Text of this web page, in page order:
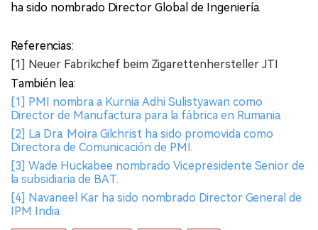
ha sido nombrado Director Global de Ingeniería.
Referencias:
[1] Neuer Fabrikchef beim Zigarettenhersteller JTI
También lea:
[1] PMI nombra a Kurnia Adhi Sulistyawan como
Director de Manufactura para la fábrica en Rumania.
[2] La Dra. Moira Gilchrist ha sido promovida como
Directora de Comunicación de PMI.
[3] Wade Huckabee nombrado Vicepresidente Senior de
la subsidiaria de BAT.
[4] Navaneel Kar ha sido nombrado Director General de
IPM India.